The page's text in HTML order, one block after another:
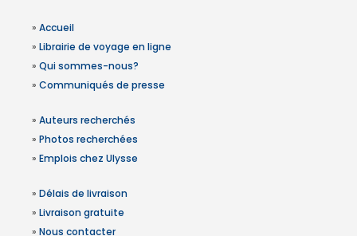
» Accueil
» Librairie de voyage en ligne
» Qui sommes-nous?
» Communiqués de presse
» Auteurs recherchés
» Photos recherchées
» Emplois chez Ulysse
» Délais de livraison
» Livraison gratuite
» Nous contacter